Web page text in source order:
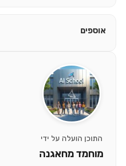
התוכן הועלה על ידי
מוחמד מחאגנה
אוספים